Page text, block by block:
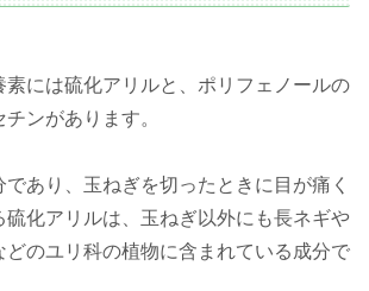
素には硫化アリルと、ポリフェノールの
ンがあります。
あり、玉ねぎを切ったときに目が痛く
硫化アリルは、玉ねぎ以外にも長ネギや
どのユリ科の植物に含まれている成分で